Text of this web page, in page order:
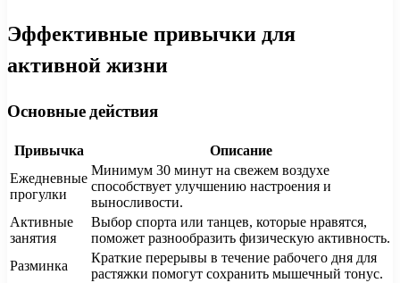
Эффективные привычки для
активной жизни
Основные действия
Привычка
Описание
Ежедневные
прогулки
Минимум 30 минут на свежем воздухе
способствует улучшению настроения и
выносливости.
Активные
занятия
Выбор спорта или танцев, которые нравятся,
поможет разнообразить физическую активность.
Разминка
Краткие перерывы в течение рабочего дня для
растяжки помогут сохранить мышечный тонус.